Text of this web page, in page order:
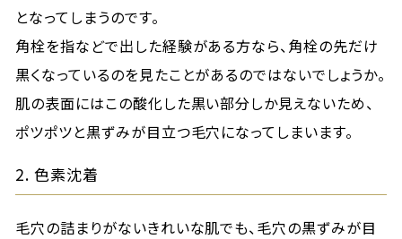
となってしまうのです。
角栓を指などで出した経験がある方なら、角栓の先だけ
黒くなっているのを見たことがあるのではないでしょうか。
肌の表面にはこの酸化した黒い部分しか見えないため、
ポツポツと黒ずみが目立つ毛穴になってしまいます。
2. 色素沈着
毛穴の詰まりがないきれいな肌でも、毛穴の黒ずみが目